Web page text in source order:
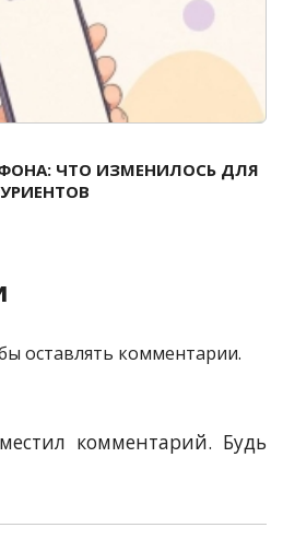
ЧТО ИЗМЕНИЛОСЬ ДЛЯ
оставлять комментарии.
комментарий. Будь